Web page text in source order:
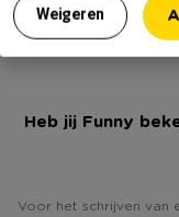
Weigeren
Heb jij Funny
Voor het schrijven van